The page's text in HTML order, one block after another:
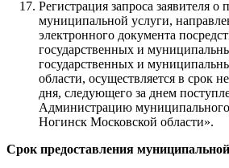
Регистрация запроса заявителя о
муниципальной услуги,
электронного документа
государственных и
государственных и
области, осуществляется в срок
дня, следующего за днем
Администрацию муниципального
Ногинск Московской области».
Срок предоставления